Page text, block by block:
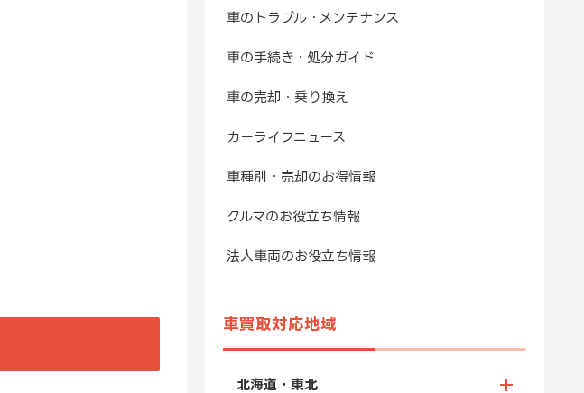
車のトラブル・メンテナンス
車の手続き・処分ガイド
車の売却・乗り換え
カーライフニュース
車種別・売却のお得情報
クルマのお役立ち情報
法人車両のお役立ち情報
車買取対応地域
北海道・東北